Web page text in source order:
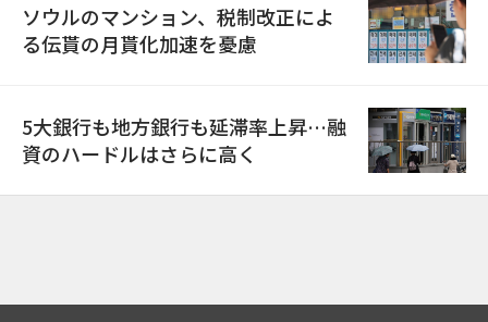
ソウルのマンション、税制改正によ
る伝貰の月貰化加速を憂慮
5大銀行も地方銀行も延滞率上昇…融
資のハードルはさらに高く